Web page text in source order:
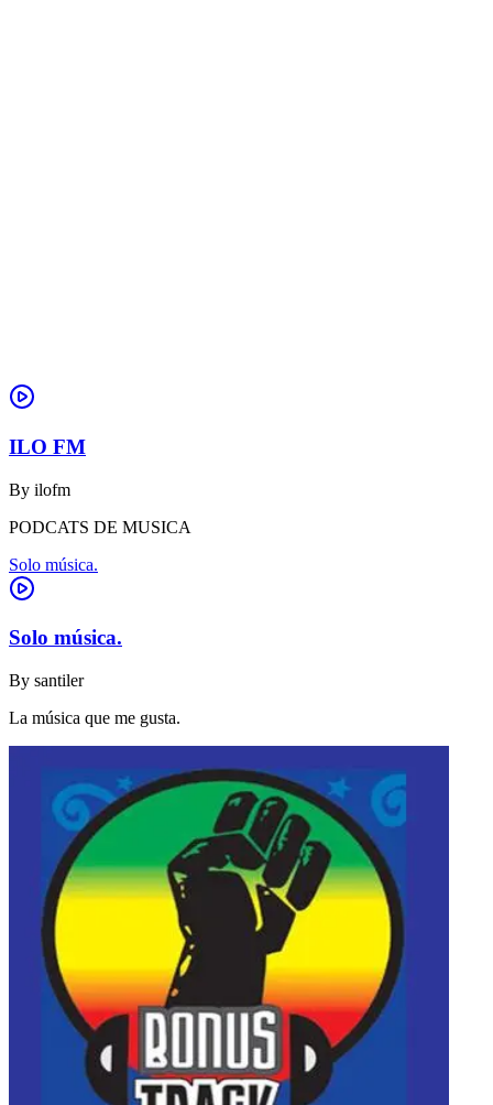
ILO FM
By ilofm
PODCATS DE MUSICA
Solo música.
Solo música.
By santiler
La música que me gusta.